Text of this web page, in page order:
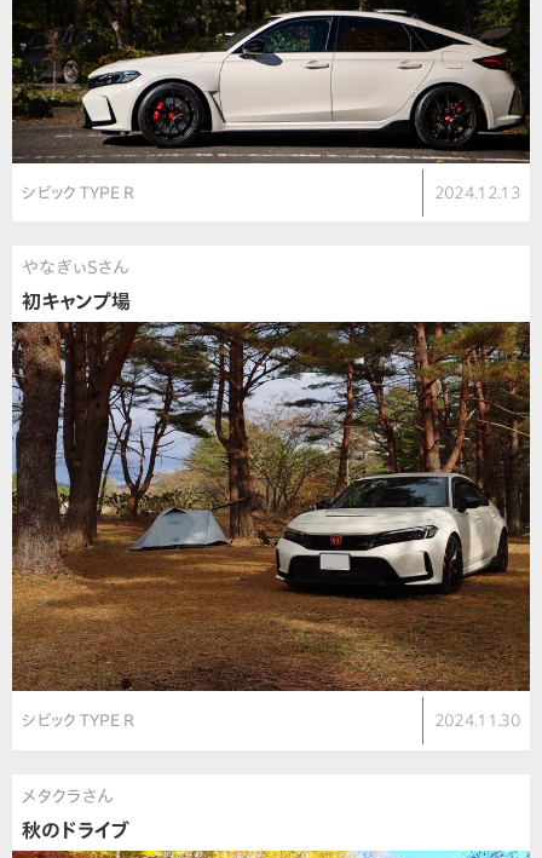
シビック TYPE R 2024.12.13
やなぎぃSさん
初キャンプ場
シビック TYPE R 2024.11.30
メタクラさん
秋のドライブ